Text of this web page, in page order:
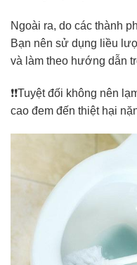
Ngoài ra, do các thành
Bạn nên sử dụng liều
và làm theo hướng dẫn
❗❗Tuyệt đối không nên
cao đem đến thiệt hại